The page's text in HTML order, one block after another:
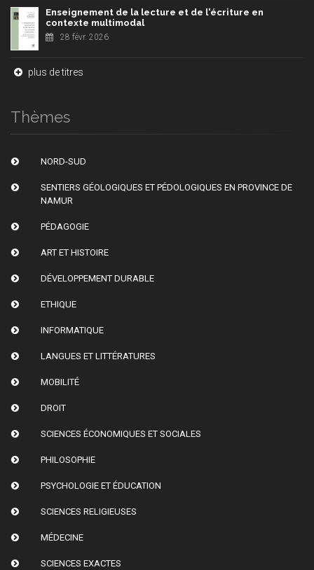
Enseignement de la lecture et de l'écriture en
contexte multimodal
28 févr. 2026
plus de titres
Thèmes
NORD-SUD
SENTIERS GÉOLOGIQUES ET PÉDOLOGIQUES EN PROVINCE DE
NAMUR
PÉDAGOGIE
ART ET HISTOIRE
DÉVELOPPEMENT DURABLE
ETHIQUE
INFORMATIQUE
LANGUES ET LITTÉRATURES
MOBILITÉ
DROIT
SCIENCES ÉCONOMIQUES ET SOCIALES
PHILOSOPHIE
PSYCHOLOGIE ET ÉDUCATION
SCIENCES RELIGIEUSES
MÉDECINE
SCIENCES EXACTES